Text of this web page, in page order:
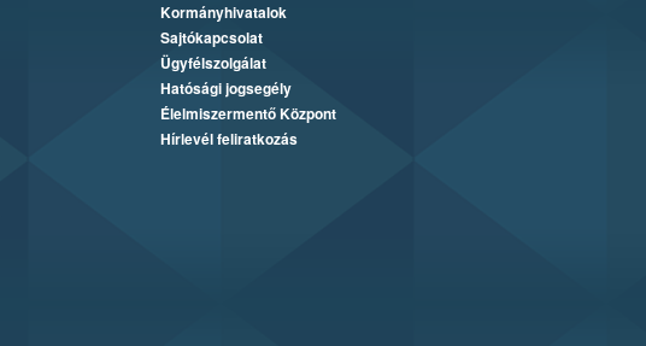
Kormányhivatalok
Sajtókapcsolat
Ügyfélszolgálat
Hatósági jogsegély
Élelmiszermentő Központ
Hírlevél feliratkozás